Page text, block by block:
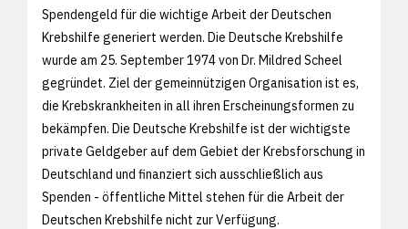
Spendengeld für die wichtige Arbeit der Deutschen
Krebshilfe generiert werden. Die Deutsche Krebshilfe
wurde am 25. September 1974 von Dr. Mildred Scheel
gegründet. Ziel der gemeinnützigen Organisation ist es,
die Krebskrankheiten in all ihren Erscheinungsformen zu
bekämpfen. Die Deutsche Krebshilfe ist der wichtigste
private Geldgeber auf dem Gebiet der Krebsforschung in
Deutschland und finanziert sich ausschließlich aus
Spenden - öffentliche Mittel stehen für die Arbeit der
Deutschen Krebshilfe nicht zur Verfügung.